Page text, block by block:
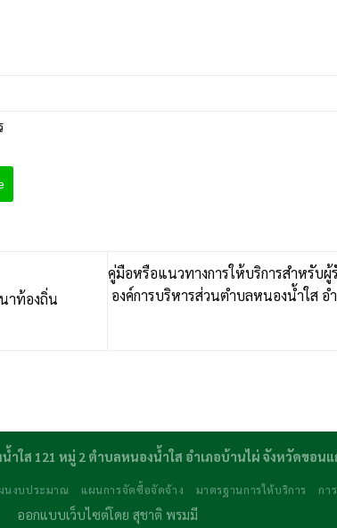
าท้องถิ่น
คู่มือหรือแนวทางการให้บริการสำหรับ
องค์การบริหารส่วนตำบลหนองน้ำใส
ใส 121 หมู่ 2 ตำบลหนองน้ำใส อำเภอบ้านไผ่ จังหวัดขอนแ
นงบประมาณ แผนการจัดซื้อจัดจ้าง มาตรฐานการให้บริการ กา
ออกแบบเว็บไซต์โดย สุชาติ พรมมี